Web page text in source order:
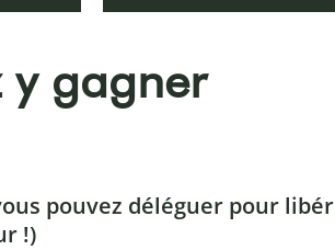
y gagner
pouvez déléguer pour
!)